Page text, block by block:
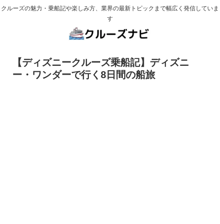
クルーズの魅力・乗船記や楽しみ方、業界の最新トピックまで幅広く発信していま
す
【ディズニークルーズ乗船記】ディズニ
ー・ワンダーで行く8日間の船旅